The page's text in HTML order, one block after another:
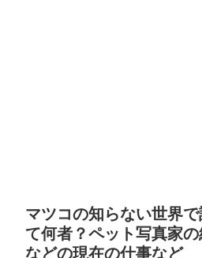
マツコの知らない世界
て何者？ペット写真家
などの現在の仕事など